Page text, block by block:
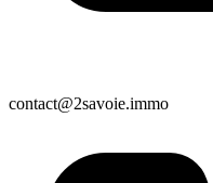
contact@2savoie.immo